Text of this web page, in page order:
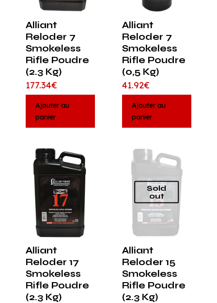
Alliant
Reloder 7
Smokeless
Rifle Poudre
(2.3 Kg)
177.34€
Ajouter au
panier
Alliant
Reloder 7
Smokeless
Rifle Poudre
(0,5 Kg)
41.92€
Ajouter au
panier
Alliant
Reloder 17
Smokeless
Rifle Poudre
(2.3 Kg)
Sold
out
Alliant
Reloder 15
Smokeless
Rifle Poudre
(2.3 Kg)